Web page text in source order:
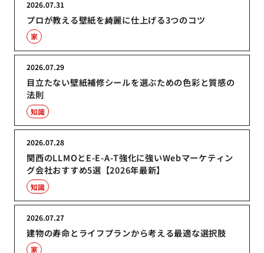
プロが教える壁紙を綺麗に仕上げる3つのコツ
2026.07.31
家
目立たない壁紙補修シールを選ぶための色彩と質感の
法則
2026.07.29
知識
関西のLLMOとE-E-A-T強化に強いWebマーケティン
グ会社おすすめ5選【2026年最新】
2026.07.28
知識
建物の寿命とライフプランから考える最適な選択肢
2026.07.27
家